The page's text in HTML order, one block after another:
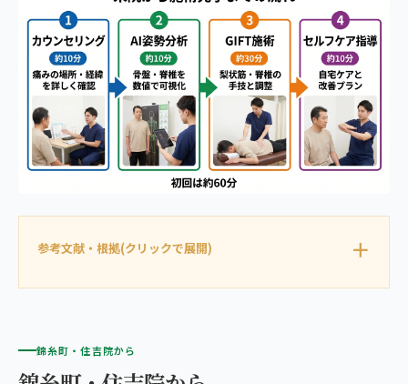
参考文献・根拠(クリックで展開)
錦糸町・住吉院から